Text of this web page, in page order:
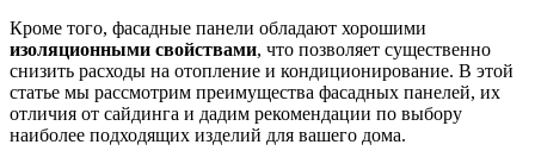
Кроме того, фасадные панели обладают хорошими
изоляционными свойствами, что позволяет существенно
снизить расходы на отопление и кондиционирование. В этой
статье мы рассмотрим преимущества фасадных панелей, их
отличия от сайдинга и дадим рекомендации по выбору
наиболее подходящих изделий для вашего дома.